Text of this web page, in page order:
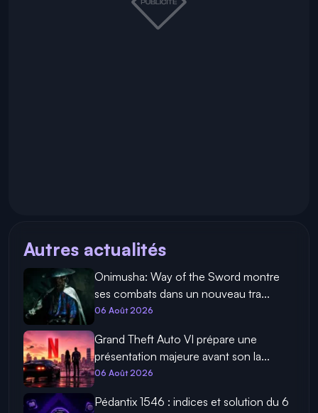
Autres actualités
Onimusha: Way of the Sword montre
ses combats dans un nouveau tra...
06 Août 2026
Grand Theft Auto VI prépare une
présentation majeure avant son la...
06 Août 2026
Pédantix 1546 : indices et solution du 6